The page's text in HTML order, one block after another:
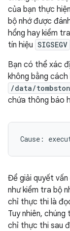
của bạn thực
bộ nhớ được
hổng hay kiểm
tín hiệu SIGSEGV
Bạn có thể xác
không bằng
/data/
chứa thông báo
Để giải quyết
như kiểm tra bộ
chỉ thực thi là
Tuy nhiên,
chỉ thực thi sau